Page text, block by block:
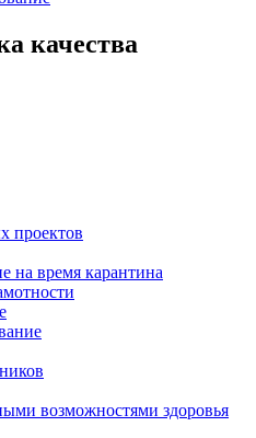
качества
проектов
на время карантина
возможностями здоровья